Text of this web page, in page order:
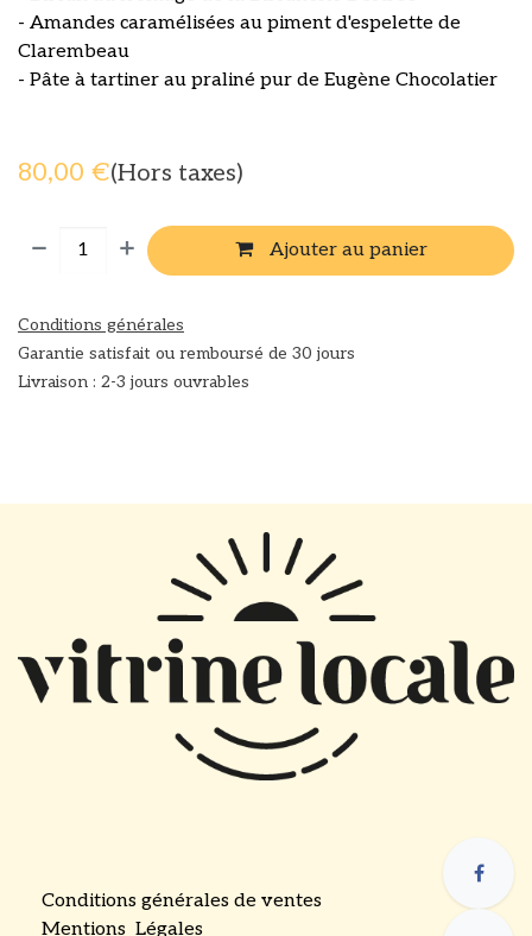
- Amandes caramélisées au piment d'espelette de
Clarembeau
- Pâte à tartiner au praliné pur de Eugène Chocolatier
80,00 €(Hors taxes)
Ajouter au panier
Conditions générales
Garantie satisfait ou remboursé de 30 jours
Livraison : 2-3 jours ouvrables
Conditions générales de ventes
Mentions Légales